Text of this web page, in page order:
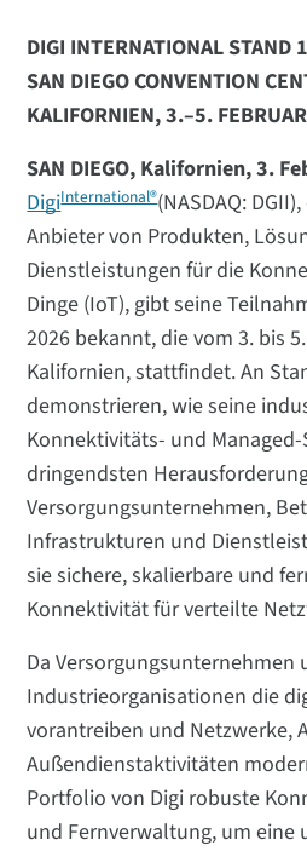
DIGI INTERNATIONAL STAND
SAN DIEGO CONVENTION
KALIFORNIEN, 3.–5.
SAN DIEGO, Kalifornien, 3.
DigiInternational®(NASDAQ:
Anbieter von Produkten,
Dienstleistungen für die
Dinge (IoT), gibt seine
2026 bekannt, die vom 3. bis
Kalifornien, stattfindet. An
demonstrieren, wie seine
Konnektivitäts- und
dringendsten
Versorgungsunternehmen,
Infrastrukturen und
sie sichere, skalierbare und
Konnektivität für verteilte
Da Versorgungsunternehmen
Industrieorganisationen die
vorantreiben und Netzwerke,
Außendienstaktivitäten
Portfolio von Digi robuste
und Fernverwaltung, um eine